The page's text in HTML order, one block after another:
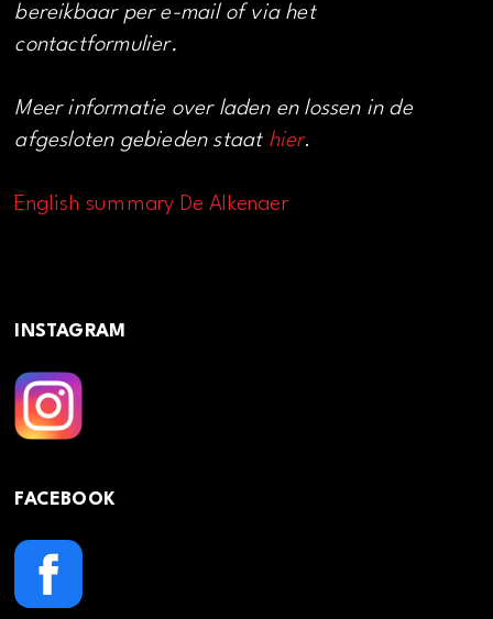
bereikbaar per e-mail of via het
contactformulier.
Meer informatie over laden en lossen in de
afgesloten gebieden staat hier.
English summary De Alkenaer
INSTAGRAM
FACEBOOK